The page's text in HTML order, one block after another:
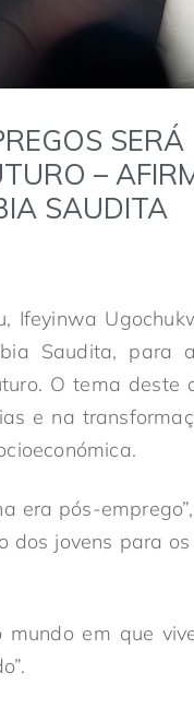
SERÁ
–
SAUDITA
Ifeyinwa
Saudita, para
O tema deste
e na
era pós-
dos jovens para
mundo em que